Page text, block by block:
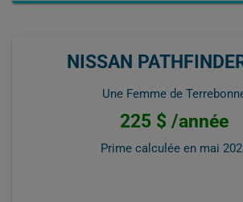
NISSAN
Une Femme de
225 $ /année
Prime calculée en mai